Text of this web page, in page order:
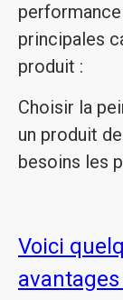
principales
produit :
Choisir la
un produit
besoins les
Voici